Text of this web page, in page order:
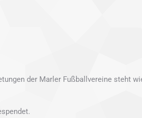
der Marler Fußballvereine steht